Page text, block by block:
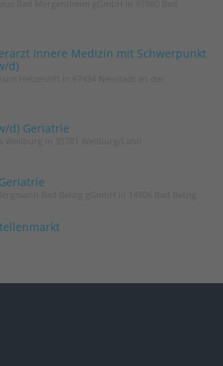
Innere Medizin mit Schwerpunkt
d)
d) Geriatrie